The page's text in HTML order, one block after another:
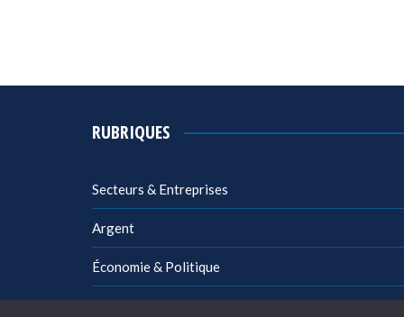
RUBRIQUES
Secteurs & Entreprises
Argent
Économie & Politique
Management